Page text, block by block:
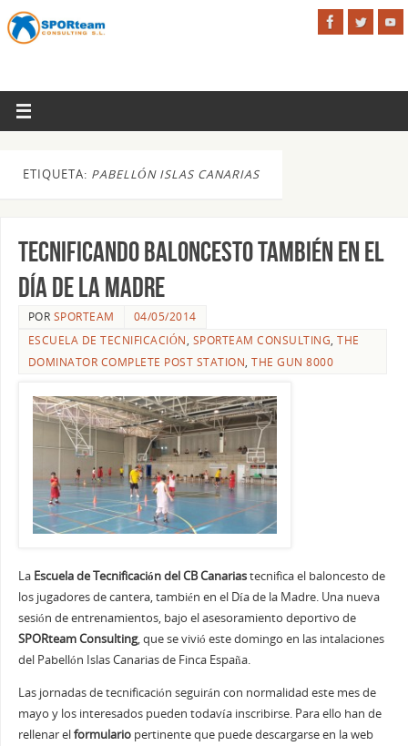
ETIQUETA: PABELLÓN ISLAS CANARIAS
Tecnificando baloncesto también en el
Día de la Madre
POR SPORTEAM
04/05/2014
ESCUELA DE TECNIFICACIÓN, SPORTEAM CONSULTING,THE
DOMINATOR COMPLETE POST STATION,THE GUN 8000
La Escuela de Tecnificación del CB Canariastecnifica el baloncesto de
los jugadores de cantera, también en el Día de la Madre. Una nueva
sesión de entrenamientos, bajo el asesoramiento deportivo de
SPORteam Consulting, que se vivió este domingo en las intalaciones
del Pabellón Islas Canarias de Finca España.
Las jornadas de tecnificación seguirán con normalidad este mes de
mayo y los interesados pueden todavía inscribirse. Para ello han de
rellenar elformulariopertinente que puede descargarse en la web